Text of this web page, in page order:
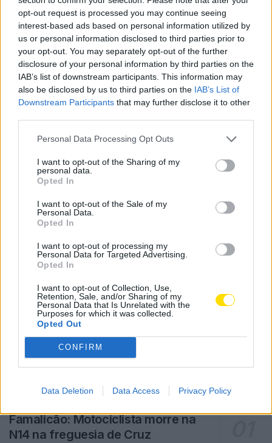
opt-out request is processed you may continue seeing
interest-based ads based on personal information utilized by
us or personal information disclosed to third parties prior to
your opt-out. You may separately opt-out of the further
disclosure of your personal information by third parties on the
IAB’s list of downstream participants. This information may
also be disclosed by us to third parties on the IAB’s List of
Downstream Participants that may further disclose it to other
Personal Data Processing Opt Outs
I want to opt-out of the Sharing of my
personal data.
Opted In
I want to opt-out of the Sale of my
Personal Data.
Opted In
I want to opt-out of processing my
Personal Data for Targeted Advertising.
Opted In
I want to opt-out of Collection, Use,
Retention, Sale, and/or Sharing of my
Personal Data that Is Unrelated with the
Purposes for which it was collected.
Opted Out
CONFIRM
Data Deletion Data Access Privacy Policy
Famalicão: AD Oliveirense é Entidade
Formadora 2 estrelas
31 DE MAIO, 2023
Famalicão: Ribeirão luta pelo título da Pró
Nacional; Joane falha acesso ao jogo
decisivo; Ninense e Oliveirense continuam
Famalicão: Motociclista morre na
N14 na freguesia de Cruz